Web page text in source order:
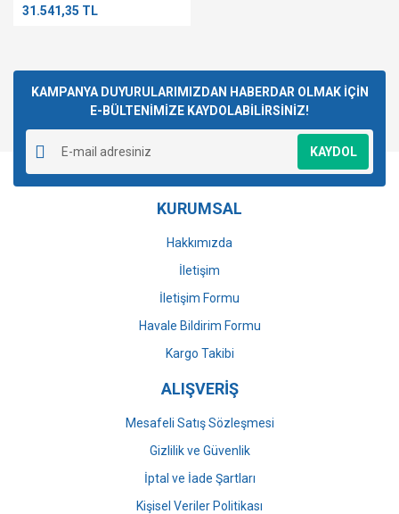
31.541,35 TL
KAMPANYA DUYURULARIMIZDAN HABERDAR OLMAK İÇİN
E-BÜLTENİMİZE KAYDOLABİLİRSİNİZ!
KAYDOL
KURUMSAL
Hakkımızda
İletişim
İletişim Formu
Havale Bildirim Formu
Kargo Takibi
ALIŞVERİŞ
Mesafeli Satış Sözleşmesi
Gizlilik ve Güvenlik
İptal ve İade Şartları
Kişisel Veriler Politikası